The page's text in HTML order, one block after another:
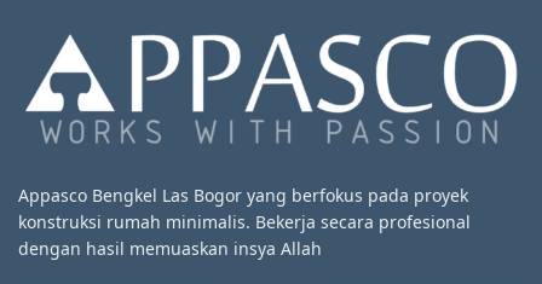
Appasco Bengkel Las Bogor yang berfokus pada proyek
konstruksi rumah minimalis. Bekerja secara profesional
dengan hasil memuaskan insya Allah